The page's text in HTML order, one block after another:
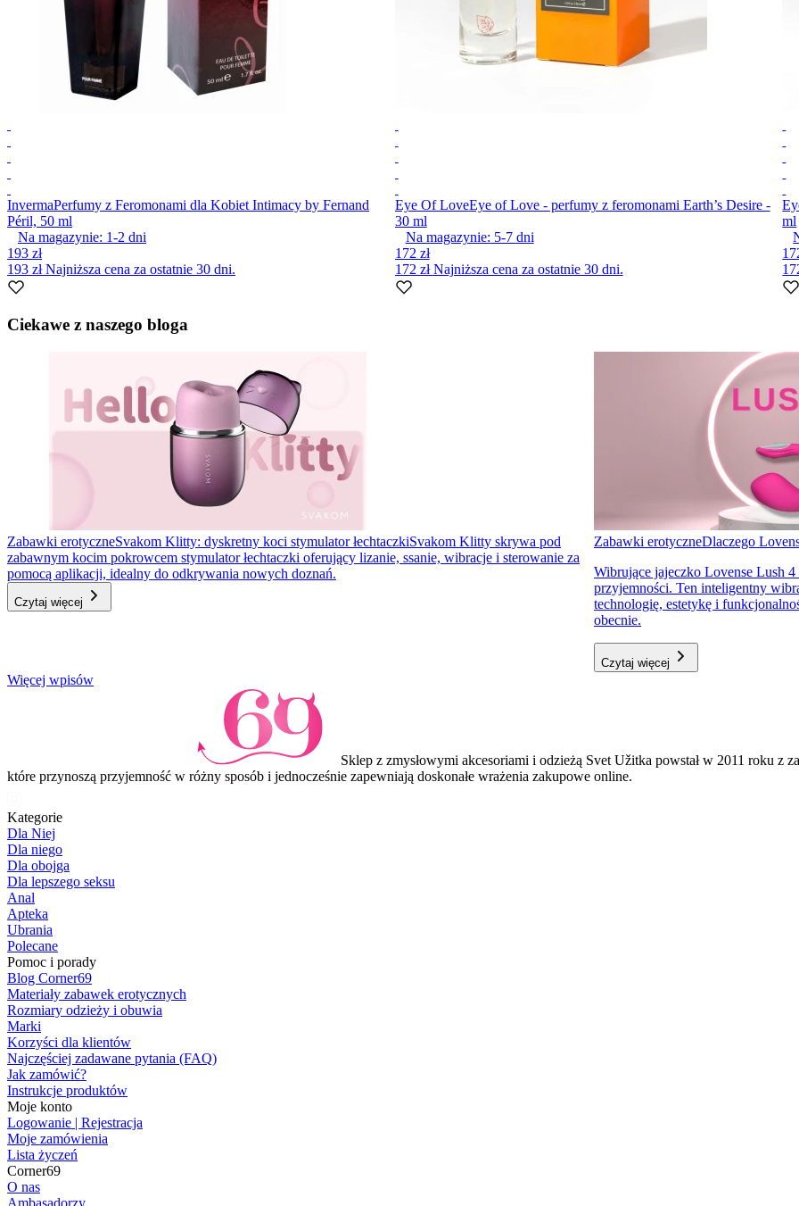
InvermaPerfumy z Feromonami dla Kobiet Intimacy by Fernand
Péril, 50 ml
Na magazynie: 1-2 dni
193 zł
193 złNajniższa cena za ostatnie 30 dni.
Eye Of LoveEye of Love - perfumy z feromonami Earth’s Desire -
30 ml
Na magazynie: 5-7 dni
172 zł
172 złNajniższa cena za ostatnie 30 dni.
ml
1
Ciekawe z naszego bloga
Zabawki erotyczneSvakom Klitty: dyskretny koci stymulator łechtaczkiSvakom Klitty skrywa pod
zabawnym kocim pokrowcem stymulator łechtaczki oferujący lizanie, ssanie, wibracje i sterowanie za
pomocą aplikacji, idealny do odkrywania nowych doznań.
Czytaj więcej
Zabawki erotyczneDlaczego
Wibrujące jajeczko Lovense Lush
przyjemności. Ten inteligentny
technologię, estetykę i
obecnie.
Czytaj więcej
Item
Więcej wpisów
Sklep z zmysłowymi akcesoriami i odzieżą Svet Užitka powstał w 2011 roku z
które przynoszą przyjemność w różny sposób i jednocześnie zapewniają doskonałe wrażenia zakupowe online.
Kategorie
Dla Niej
Dla niego
Dla obojga
Dla lepszego seksu
Anal
Apteka
Ubrania
Polecane
Pomoc i porady
Blog Corner69
Materiały zabawek erotycznych
Rozmiary odzieży i obuwia
Marki
Korzyści dla klientów
Najczęściej zadawane pytania (FAQ)
Jak zamówić?
Instrukcje produktów
Moje konto
Logowanie | Rejestracja
Moje zamówienia
Lista życzeń
Corner69
O nas
Ambasadorzy